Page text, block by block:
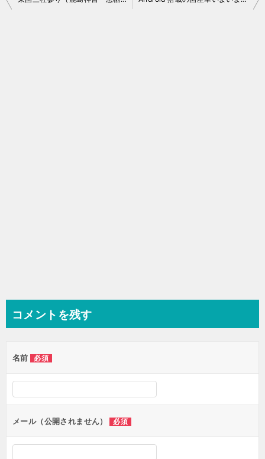
コメントを残す
名前 必須
メール（公開されません） 必須